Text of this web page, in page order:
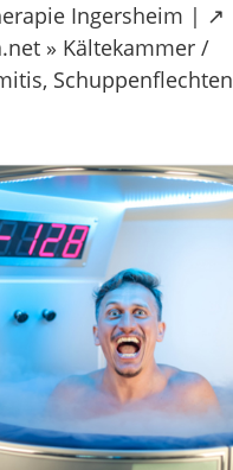
Ingersheim | ↗️
» Kältekammer /
Schuppenflechten